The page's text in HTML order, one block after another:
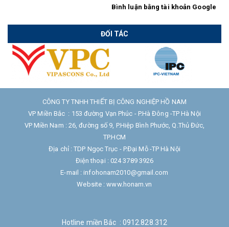
Bình luận bằng tài khoản Google
ĐỐI TÁC
CÔNG TY TNHH THIẾT BỊ CÔNG NGHIỆP HỒ NAM
VP Miền Bắc : 153 đường Vạn Phúc - P.Hà Đông -TP Hà Nội
VP Miền Nam : 26, đường số 9, P.Hiệp Bình Phước, Q.Thủ Đức,
TP.HCM
Địa chỉ : TDP Ngọc Trục - P.Đại Mỗ -TP Hà Nội
Điện thoại : 024 3789 3926
E-mail : infohonam2010@gmail.com
Website : www.honam.vn
Hotline miền Bắc : 0912.828.312